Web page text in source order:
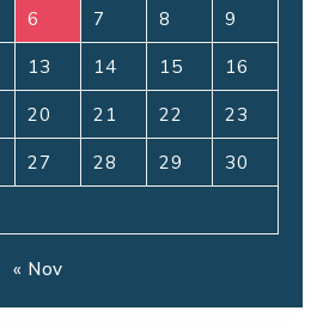
6 7 8 9
13 14 15 16
20 21 22 23
27 28 29 30
« Nov